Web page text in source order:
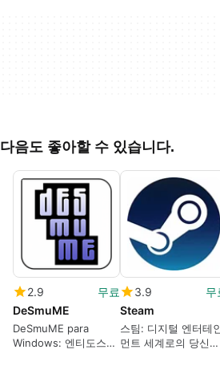
다음도 좋아할 수 있습니다.
2.9
무료
DeSmuME
DeSmuME para
Windows: 엔티도스를
3.9
무
Steam
스팀: 디지털 엔터테
먼트 세계로의 당신의